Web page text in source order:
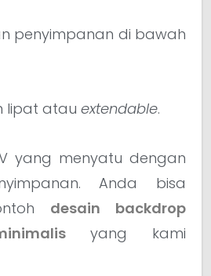
penyimpanan di bawah
lipat atau extendable.
yang menyatu dengan
Anda bisa
desain backdrop
yang kami